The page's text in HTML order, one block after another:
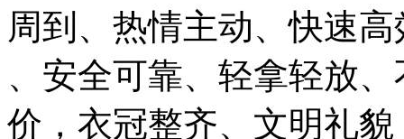
周到、热情主动、快速
、安全可靠、轻拿轻放
价，衣冠整齐、文明礼